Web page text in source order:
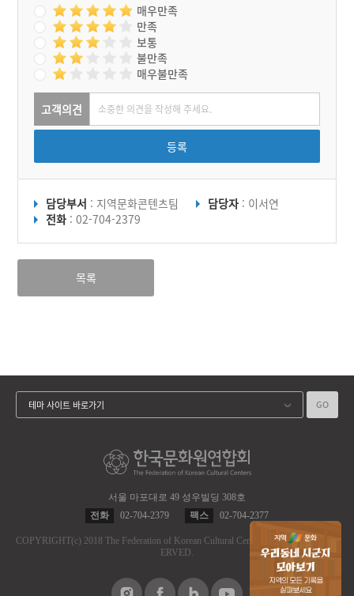
매우만족
만족
보통
불만족
매우불만족
고객의견
등록
담당부서 : 지역문화콘텐츠팀 담당자 : 이서연
전화 : 02-704-2379
목록
서울 마포대로 49 성우빌딩 308호
전화
02-704-2379 팩스 02-704-2377
COPYRIGHT(c) 2018 The Federation of Korean Cultural Centers.
ALL RIGHT RES
ERVED.
테마 사이트 바로가기 GO